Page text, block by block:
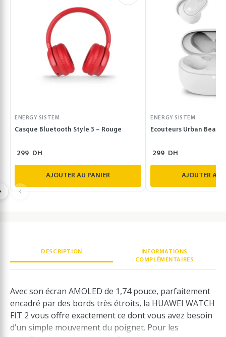
ENERGY SISTEM
Casque Bluetooth Style 3 – Rouge
299 DH
AJOUTER AU PANIER
ENERGY SISTEM
Ecouteurs Urban Beat –
299 DH
AJOUTER AU
DESCRIPTION
INFORMATIONS
COMPLÉMENTAIRES
Avec son écran AMOLED de 1,74 pouce, parfaitement
encadré par des bords très étroits, la HUAWEI WATCH
FIT 2 vous offre exactement ce dont vous avez besoin
d’un simple mouvement du poignet. Pour les